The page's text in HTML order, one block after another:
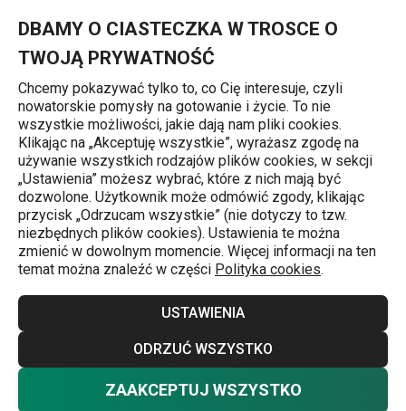
DBAMY O CIASTECZKA W TROSCE O
TWOJĄ PRYWATNOŚĆ
Chcemy pokazywać tylko to, co Cię interesuje, czyli
nowatorskie pomysły na gotowanie i życie. To nie
wszystkie możliwości, jakie dają nam pliki cookies.
Klikając na „Akceptuję wszystkie”, wyrażasz zgodę na
używanie wszystkich rodzajów plików cookies, w sekcji
„Ustawienia” możesz wybrać, które z nich mają być
dozwolone. Użytkownik może odmówić zgody, klikając
przycisk „Odrzucam wszystkie” (nie dotyczy to tzw.
niezbędnych plików cookies). Ustawienia te można
zmienić w dowolnym momencie. Więcej informacji na ten
temat można znaleźć w części Polityka cookies.
USTAWIENIA
ODRZUĆ WSZYSTKO
ZAAKCEPTUJ WSZYSTKO
Strona główna
Tortownica w kształcie serca
rozkładana DELÍCIA 11 x 11 cm